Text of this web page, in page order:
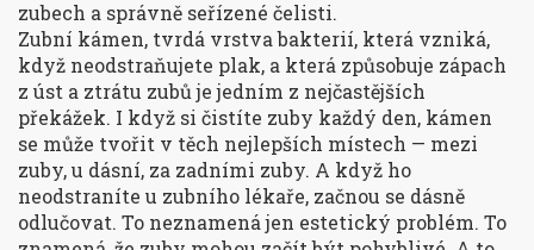
zubech a správně seřízené čelisti.
Zubní kámen, tvrdá vrstva bakterií, která vzniká,
když neodstraňujete plak, a která způsobuje zápach
z úst a ztrátu zubůje jedním z nejčastějších
překážek. I když si čistíte zuby každý den, kámen
se může tvořit v těch nejlepších místech — mezi
zuby, u dásní, za zadními zuby. A když ho
neodstraníte u zubního lékaře, začnou se dásně
odlučovat. To neznamená jen estetický problém. To